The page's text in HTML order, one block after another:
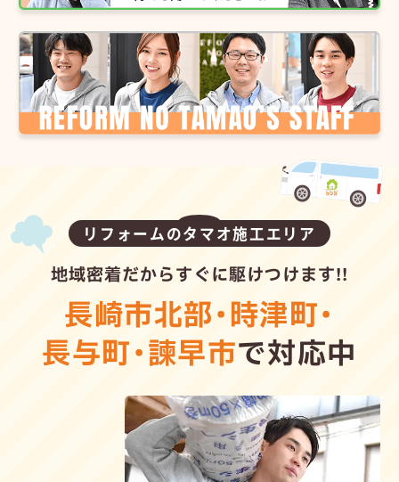
リフォームのタマオ施工エリア
地域密着だからすぐに駆けつけます!!
長崎市北部・時津町・
長与町・諫早市で対応中